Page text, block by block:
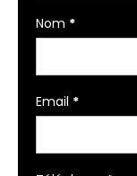
Nom *
Email *